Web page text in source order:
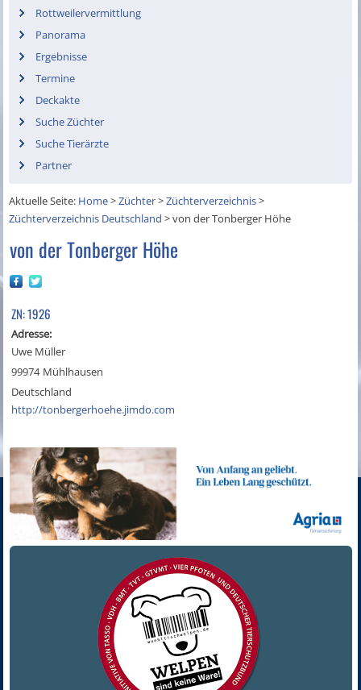
Rottweilervermittlung
Panorama
Ergebnisse
Termine
Deckakte
Suche Züchter
Suche Tierärzte
Partner
Aktuelle Seite: Home>Züchter>Züchterverzeichnis>
Züchterverzeichnis Deutschland >von der Tonberger Höhe
von der Tonberger Höhe
ZN: 1926
Adresse:
Uwe Müller
99974 Mühlhausen
Deutschland
http://tonbergerhoehe.jimdo.com